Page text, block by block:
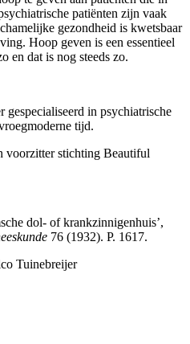
patiënten zijn vaak
gezondheid is kwetsbaar
Hoop geven is een essentieel
en dat is nog steeds zo.
in psychiatrische
tijd.
voorzitter stichting Beautiful
dol- of krankzinnigenhuis’,
76 (1932). P. 1617.
Tuinebreijer